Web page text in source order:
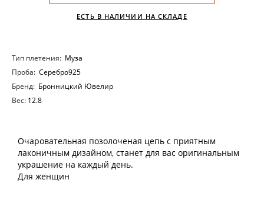
ЕСТЬ В НАЛИЧИИ НА СКЛАДЕ
Тип плетения: Муза
Проба: Серебро925
Бренд: Бронницкий Ювелир
Вес: 12.8
Очаровательная позолоченая цепь с приятным
лаконичным дизайном, станет для вас оригинальным
украшение на каждый день.
Для женщин